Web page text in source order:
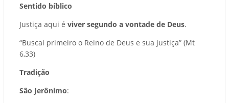
Sentido bíblico
Justiça aqui é viver segundo a vontade de Deus.
“Buscai primeiro o Reino de Deus e sua justiça” (Mt
6,33)
Tradição
São Jerônimo: